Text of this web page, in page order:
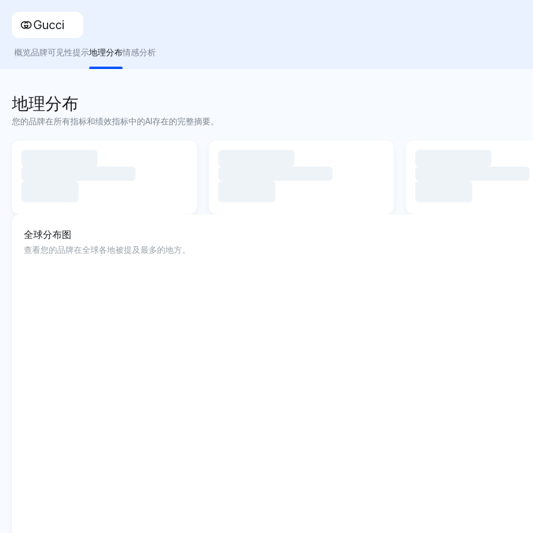
Gucci
概览品牌可见性提示地理分布情感分析
地理分布
您的品牌在所有指标和绩效指标中的AI存在的完整摘要。
全球分布图
查看您的品牌在全球各地被提及最多的地方。